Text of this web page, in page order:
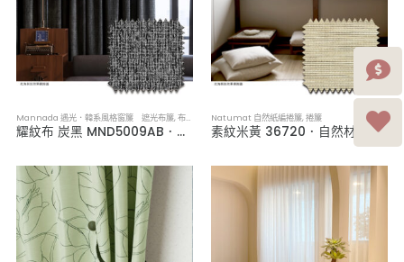
Mannada 遇光．韓系風格窗簾 遮光布簾,布簾／紗簾／窗簾布
耀紋布 炭黑 MND5009AB．韓系軟裝遮光布簾
Natumat 自然紙編捲簾,捲簾
素紋米黃 36720．自然材編織捲簾